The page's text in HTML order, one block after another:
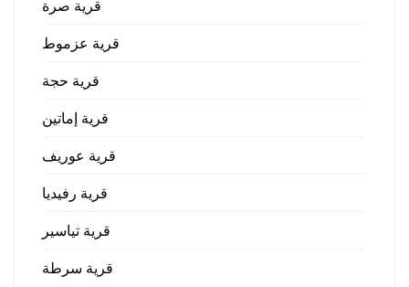
قرية صرة
قرية عزموط
قرية حجة
قرية إماتين
قرية عوريف
قرية رفيديا
قرية تياسير
قرية سرطة